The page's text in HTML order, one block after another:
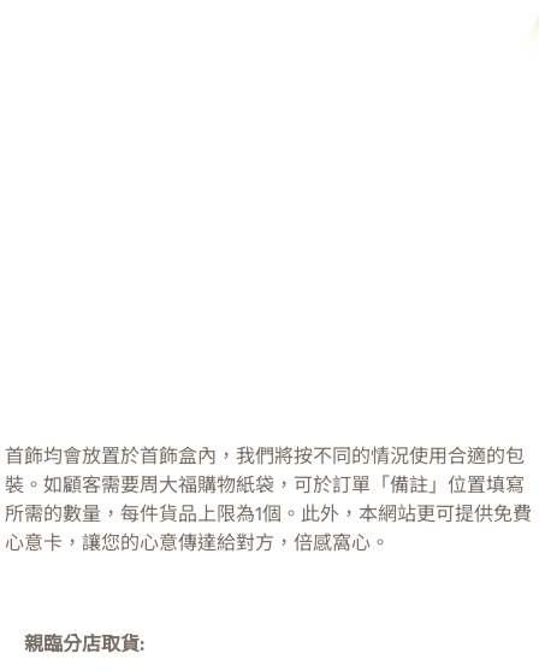
首飾均會放置於首飾盒內，我們將按不同的情況使用合適的包
裝。如顧客需要周大福購物紙袋，可於訂單「備註」位置填寫
所需的數量，每件貨品上限為1個。此外，本網站更可提供免費
心意卡，讓您的心意傳達給對方，倍感窩心。
親臨分店取貨: